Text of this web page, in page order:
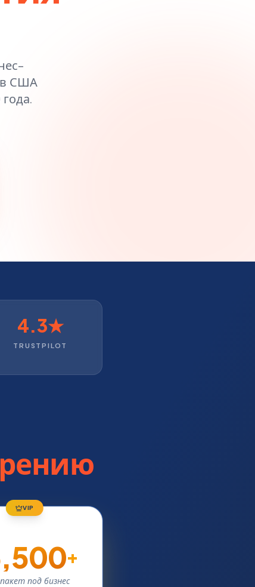
в США
4.3★
TRUSTPILOT
VIP
+
под бизнес